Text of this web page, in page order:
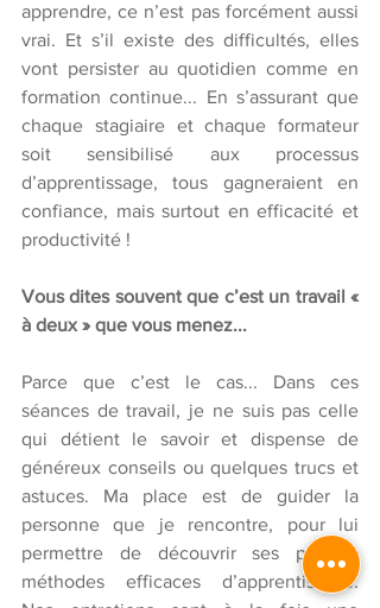
apprendre, ce n’est pas forcément aussi
vrai. Et s’il existe des difficultés, elles
vont persister au quotidien comme en
formation continue... En s’assurant que
chaque stagiaire et chaque formateur
soit sensibilisé aux processus
d’apprentissage, tous gagneraient en
confiance, mais surtout en efficacité et
productivité !
Vous dites souvent que c’est un travail «
à deux » que vous menez...
Parce que c’est le cas... Dans ces
séances de travail, je ne suis pas celle
qui détient le savoir et dispense de
généreux conseils ou quelques trucs et
astuces. Ma place est de guider la
personne que je rencontre, pour lui
permettre de découvrir ses propres
méthodes efficaces d’apprentissage.